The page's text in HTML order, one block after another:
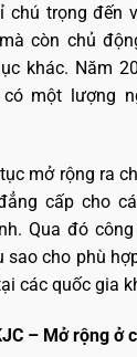
chú trọng đến
còn chủ
khác. Năm
một lượng
mở rộng ra
cấp cho
Qua đó
sao cho phù
các quốc gia
– Mở rộng ở